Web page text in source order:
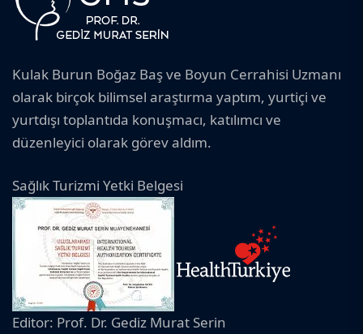
Kulak Burun Boğaz Baş ve Boyun Cerrahisi Uzmanı
olarak birçok bilimsel araştırma yaptım, yurtiçi ve
yurtdışı toplantıda konuşmacı, katılımcı ve
düzenleyici olarak görev aldım.
Sağlık Turizmi Yetki Belgesi
Editor: Prof. Dr. Gediz Murat Serin